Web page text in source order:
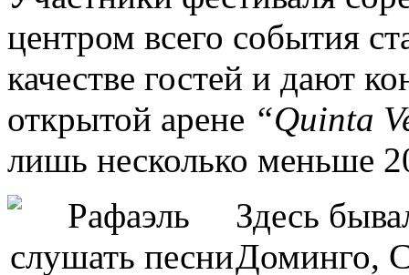
центром всего события
качестве гостей и дают
открытой арене “Quinta
лишь несколько меньше
Здесь
Доминго,